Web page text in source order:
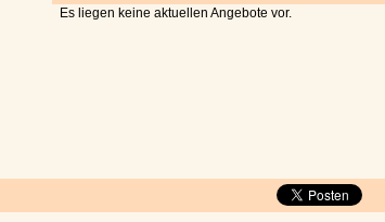
Es liegen keine aktuellen Angebote vor.